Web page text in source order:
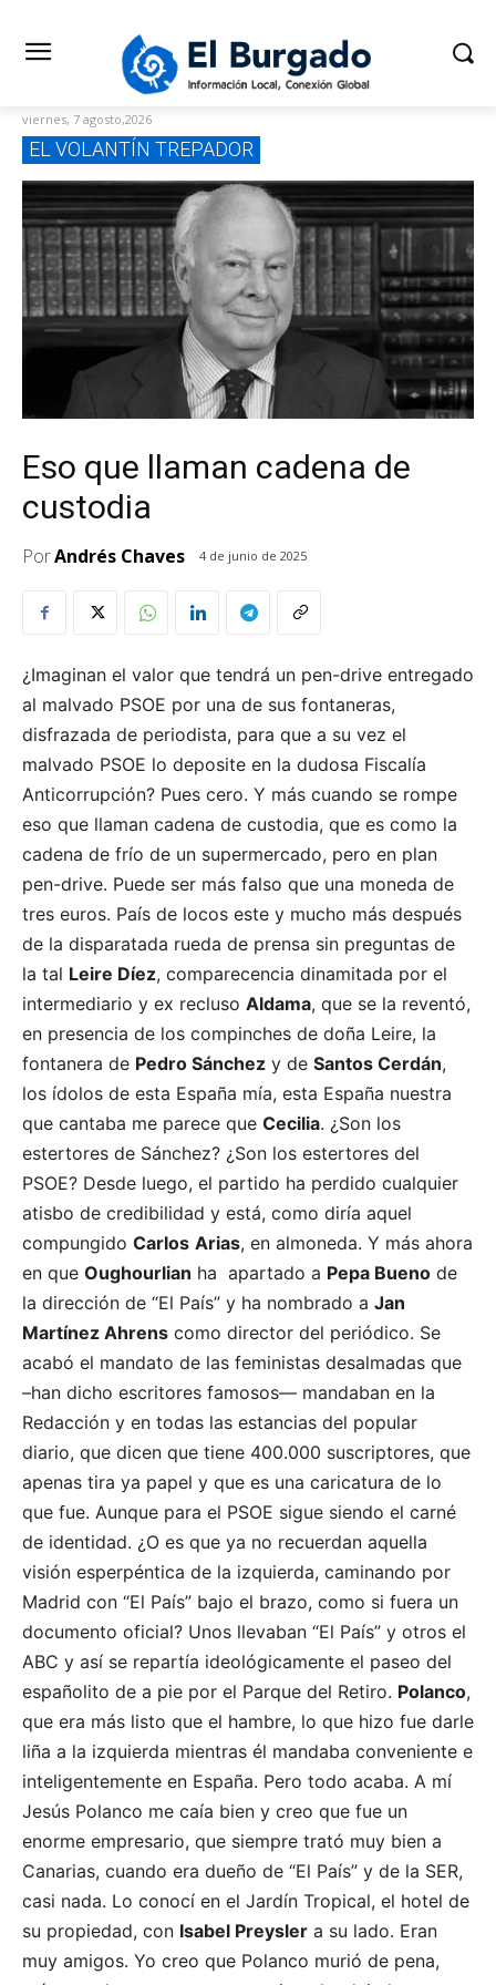
viernes, 7 agosto,2026
EL VOLANTÍN TREPADOR
Eso que llaman cadena de
custodia
PorAndrés Chaves 4 de junio de 2025
¿Imaginan el valor que tendrá un pen-drive entregado
al malvado PSOE por una de sus fontaneras,
disfrazada de periodista, para que a su vez el
malvado PSOE lo deposite en la dudosa Fiscalía
Anticorrupción? Pues cero. Y más cuando se rompe
eso que llaman cadena de custodia, que es como la
cadena de frío de un supermercado, pero en plan
pen-drive. Puede ser más falso que una moneda de
tres euros. País de locos este y mucho más después
de la disparatada rueda de prensa sin preguntas de
la tal Leire Díez, comparecencia dinamitada por el
intermediario y ex recluso Aldama, que se la reventó,
en presencia de los compinches de doña Leire, la
fontanera de Pedro Sánchez y de Santos Cerdán,
los ídolos de esta España mía, esta España nuestra
que cantaba me parece que Cecilia. ¿Son los
estertores de Sánchez? ¿Son los estertores del
PSOE? Desde luego, el partido ha perdido cualquier
atisbo de credibilidad y está, como diría aquel
compungido Carlos Arias, en almoneda. Y más ahora
en que Oughourlian ha apartado a Pepa Bueno de
la dirección de “El País” y ha nombrado a Jan
Martínez Ahrens como director del periódico. Se
acabó el mandato de las feministas desalmadas que
–han dicho escritores famosos— mandaban en la
Redacción y en todas las estancias del popular
diario, que dicen que tiene 400.000 suscriptores, que
apenas tira ya papel y que es una caricatura de lo
que fue. Aunque para el PSOE sigue siendo el carné
de identidad. ¿O es que ya no recuerdan aquella
visión esperpéntica de la izquierda, caminando por
Madrid con “El País” bajo el brazo, como si fuera un
documento oficial? Unos llevaban “El País” y otros el
ABC y así se repartía ideológicamente el paseo del
españolito de a pie por el Parque del Retiro. Polanco,
que era más listo que el hambre, lo que hizo fue darle
liña a la izquierda mientras él mandaba conveniente e
inteligentemente en España. Pero todo acaba. A mí
Jesús Polanco me caía bien y creo que fue un
enorme empresario, que siempre trató muy bien a
Canarias, cuando era dueño de “El País” y de la SER,
casi nada. Lo conocí en el Jardín Tropical, el hotel de
su propiedad, con Isabel Preysler a su lado. Eran
muy amigos. Yo creo que Polanco murió de pena,